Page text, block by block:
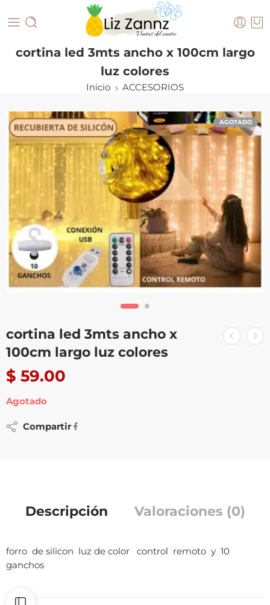
cortina led 3mts ancho x 100cm largo
luz colores
Inicio ACCESORIOS
AGOTADO
cortina led 3mts ancho x
100cm largo luz colores
$ 59.00
Agotado
Compartir
Descripción Valoraciones (0)
forro de silicon luz de color control remoto y 10
ganchos